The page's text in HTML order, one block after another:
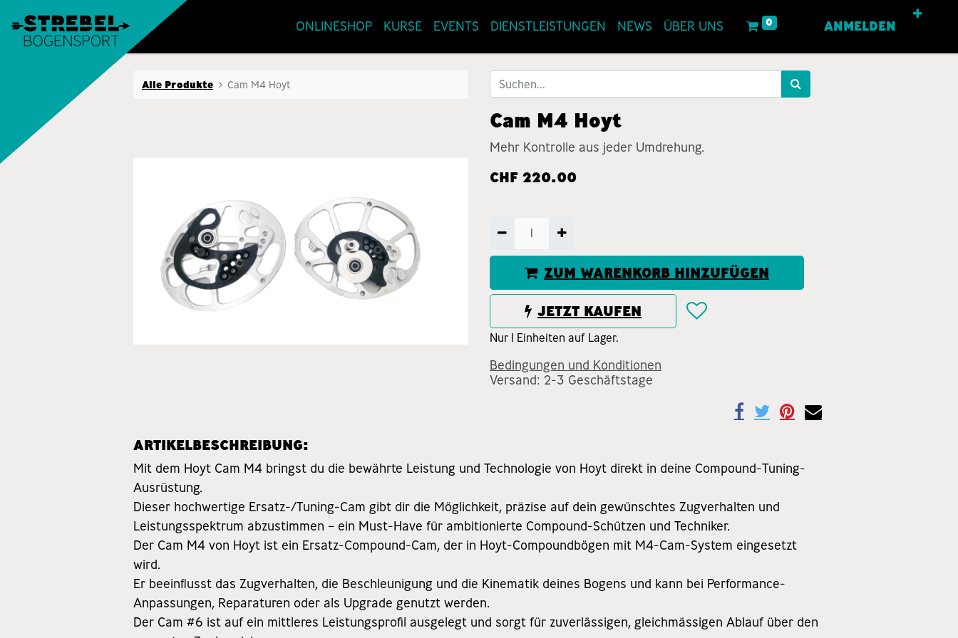
ONLINESHOP KURSE EVENTS DIENSTLEISTUNGEN NEWS ÜBER UNS 0 ANMELDEN
Alle Produkte Cam M4 Hoyt
Cam M4 Hoyt
Mehr Kontrolle aus jeder Umdrehung.
CHF 220.00
ZUM WARENKORB HINZUFÜGEN
JETZT KAUFEN
Nur 1 Einheiten auf Lager.
Bedingungen und Konditionen
Versand: 2-3 Geschäftstage
ARTIKELBESCHREIBUNG:
Mit dem Hoyt Cam M4 bringst du die bewährte Leistung und Technologie von Hoyt direkt in deine Compound-Tuning-
Ausrüstung.
Dieser hochwertige Ersatz-/Tuning-Cam gibt dir die Möglichkeit, präzise auf dein gewünschtes Zugverhalten und
Leistungsspektrum abzustimmen – ein Must-Have für ambitionierte Compound-Schützen und Techniker.
Der Cam M4 von Hoyt ist ein Ersatz-Compound-Cam, der in Hoyt-Compoundbögen mit M4-Cam-System eingesetzt
wird.
Er beeinflusst das Zugverhalten, die Beschleunigung und die Kinematik deines Bogens und kann bei Performance-
Anpassungen, Reparaturen oder als Upgrade genutzt werden.
Der Cam #6 ist auf ein mittleres Leistungsprofil ausgelegt und sorgt für zuverlässigen, gleichmässigen Ablauf über den